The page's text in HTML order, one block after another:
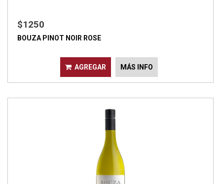
$1250
BOUZA PINOT NOIR ROSE
AGREGAR MÁS INFO